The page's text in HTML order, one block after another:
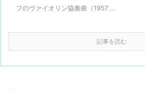
フのヴァイオリン協奏曲（1957 ...
記事を読む